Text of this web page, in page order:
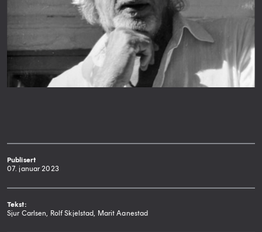
Publisert
07. januar 2023
Tekst:
Sjur Carlsen, Rolf Skjelstad, Marit Aanestad